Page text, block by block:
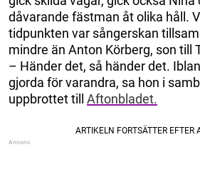
dåvarande fästman åt olika håll.
tidpunkten var sångerskan
mindre än Anton Körberg, son till
– Händer det, så händer det.
gjorda för varandra, sa hon i
uppbrottet till Aftonbladet.